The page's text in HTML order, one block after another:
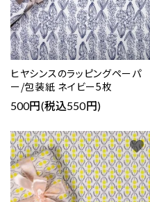
ヒヤシンスのラッピングペーパ
ー/包装紙 ネイビー5枚
500円(税込550円)
favorite